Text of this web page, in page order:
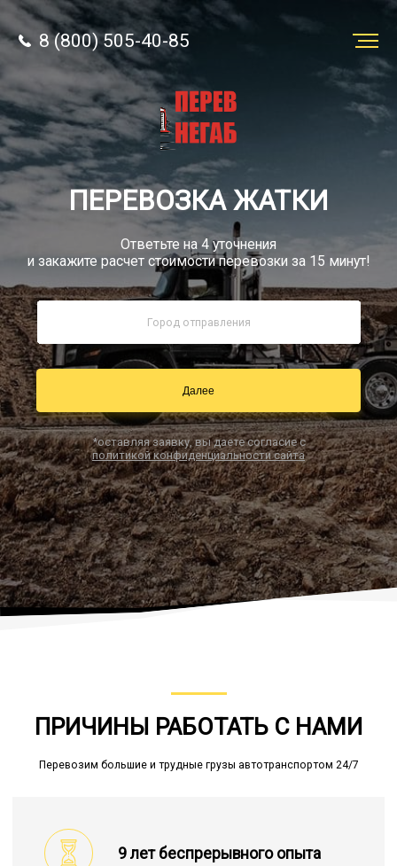
8 (800) 505-40-85
Звонок по России бесплатно
sale@simtruck-negabarit.ru
Заказать звонок
Заказать
перевозку
Грузы
8 (800) 505-40-85
ПЕРЕВОЗКА ЖАТКИ
Ответьте на 4 уточнения
и закажите расчет стоимости перевозки за 15 минут!
Далее
*оставляя заявку, вы даете согласие с
политикой конфиденциальности сайта
ПРИЧИНЫ РАБОТАТЬ С НАМИ
Перевозим большие и трудные грузы автотранспортом 24/7
9 лет беспрерывного опыта